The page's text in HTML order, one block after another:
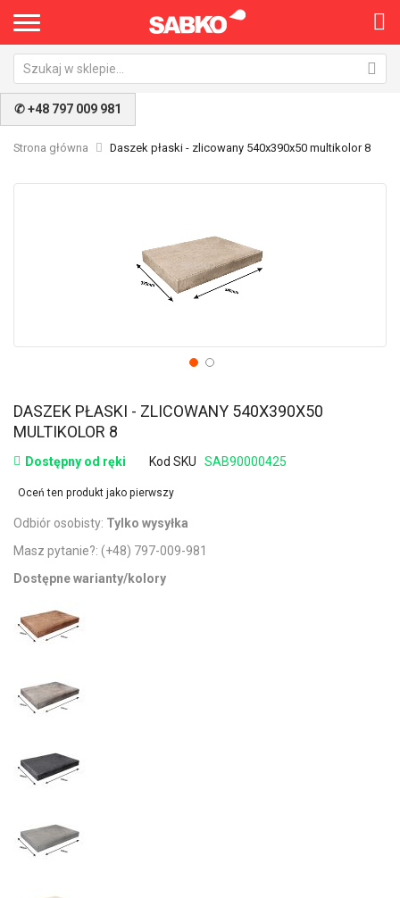
✆ +48 797 009 981
Strona główna Daszek płaski - zlicowany 540x390x50 multikolor 8
DASZEK PŁASKI - ZLICOWANY 540X390X50
MULTIKOLOR 8
Dostępny od ręki Kod SKU SAB90000425
Oceń ten produkt jako pierwszy
Odbiór osobisty: Tylko wysyłka
Masz pytanie?: (+48) 797-009-981
Dostępne warianty/kolory